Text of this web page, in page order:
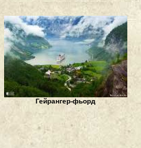
Гейрангер-фьорд